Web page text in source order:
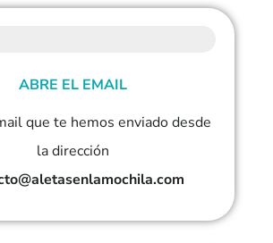
ABRE EL EMAIL
que te hemos enviado desde
la dirección